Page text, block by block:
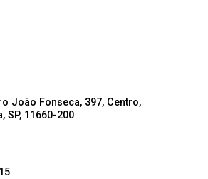
João Fonseca, 397, Centro,
SP, 11660-200